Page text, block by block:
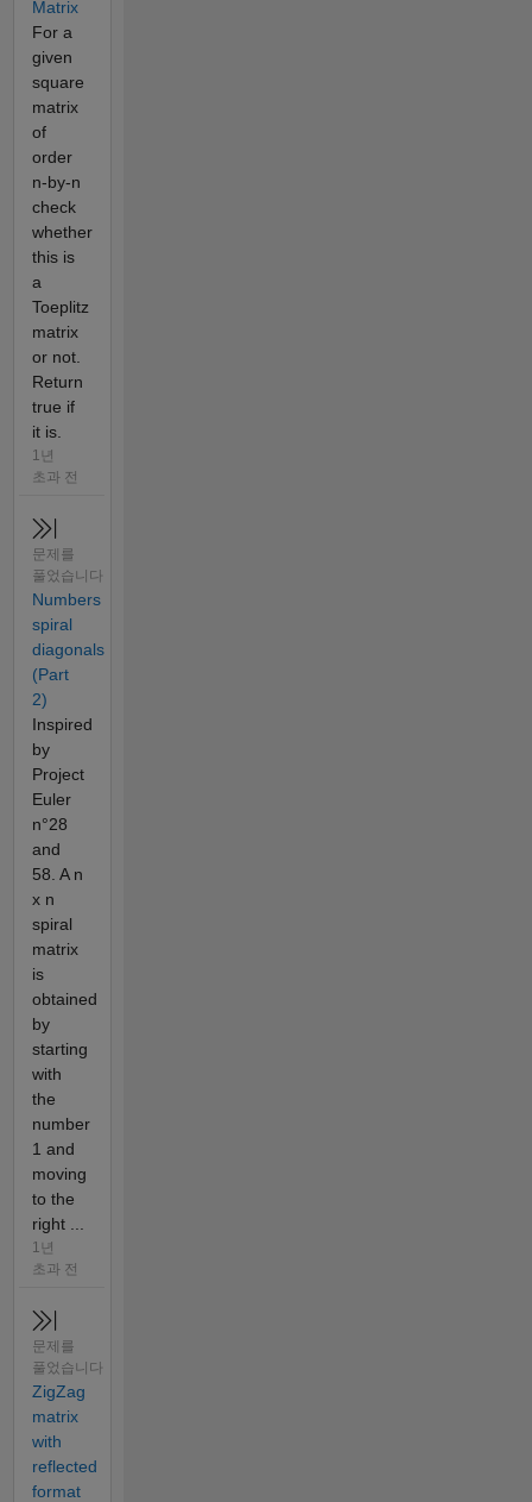
Matrix
For a
given
square
matrix
of
order
n-by-n
check
whether
this is
a
Toeplitz
matrix
or not.
Return
true if
it is.
1년
초과 전
문제를
풀었습니다
Numbers
spiral
diagonals
(Part
2)
Inspired
by
Project
Euler
n°28
and
58. A n
x n
spiral
matrix
is
obtained
by
starting
with
the
number
1 and
moving
to the
right ...
1년
초과 전
문제를
풀었습니다
ZigZag
matrix
with
reflected
format